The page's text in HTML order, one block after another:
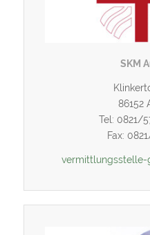
SKM
86152
Tel: 0821/
Fax:
vermittlungsstelle-